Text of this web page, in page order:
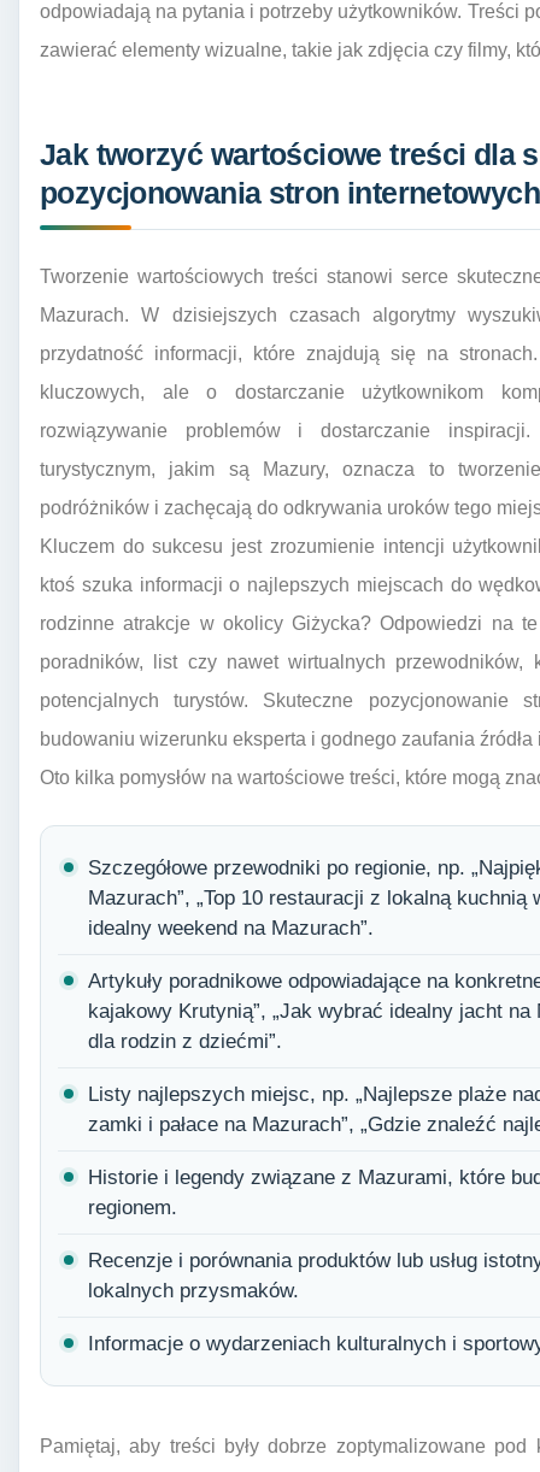
odpowiadają na pytania i potrzeby użytkowników. Treści
zawierać elementy wizualne, takie jak zdjęcia czy filmy,
Jak tworzyć wartościowe treści dla
pozycjonowania stron
Tworzenie wartościowych treści stanowi serce
Mazurach. W dzisiejszych czasach algorytmy
przydatność informacji, które znajdują się na
kluczowych, ale o dostarczanie użytkownikom
rozwiązywanie problemów i dostarczanie
turystycznym, jakim są Mazury, oznacza to
podróżników i zachęcają do odkrywania uroków tego
Kluczem do sukcesu jest zrozumienie intencji
ktoś szuka informacji o najlepszych miejscach do
rodzinne atrakcje w okolicy Giżycka? Odpowiedzi na
poradników, list czy nawet wirtualnych przewodników,
potencjalnych turystów. Skuteczne pozycjonowanie
budowaniu wizerunku eksperta i godnego zaufania źródła
Oto kilka pomysłów na wartościowe treści, które mogą
Szczegółowe przewodniki po regionie, np.
Mazurach”, „Top 10 restauracji z lokalną kuchnią
idealny weekend na Mazurach”.
Artykuły poradnikowe odpowiadające na
kajakowy Krutynią”, „Jak wybrać idealny jacht
dla rodzin z dziećmi”.
Listy najlepszych miejsc, np. „Najlepsze plaże
zamki i pałace na Mazurach”, „Gdzie znaleźć
Historie i legendy związane z Mazurami, które
regionem.
Recenzje i porównania produktów lub usług
lokalnych przysmaków.
Informacje o wydarzeniach kulturalnych i
Pamiętaj, aby treści były dobrze zoptymalizowane